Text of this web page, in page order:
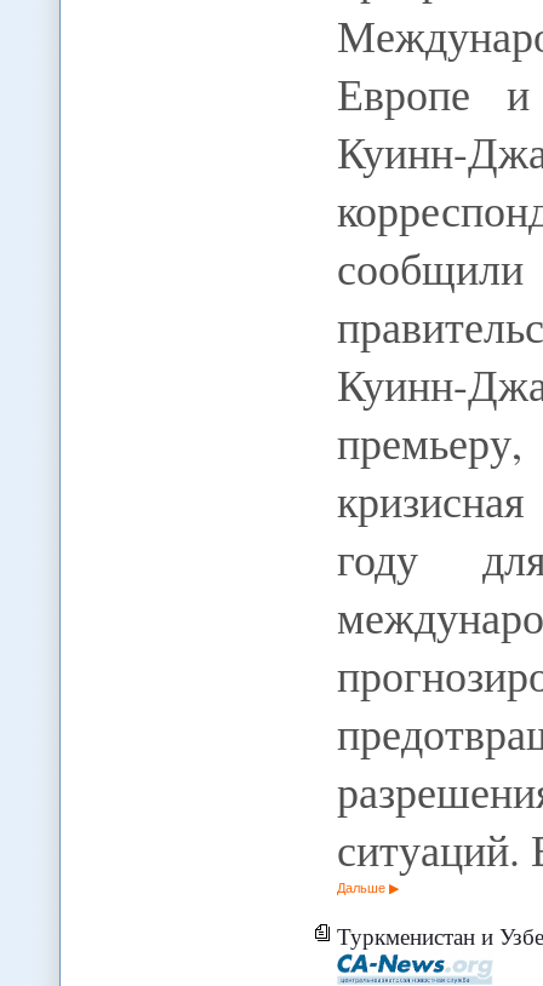
Европе
Куинн-
году
Дальше
Туркменистан и Узбекистан остаются